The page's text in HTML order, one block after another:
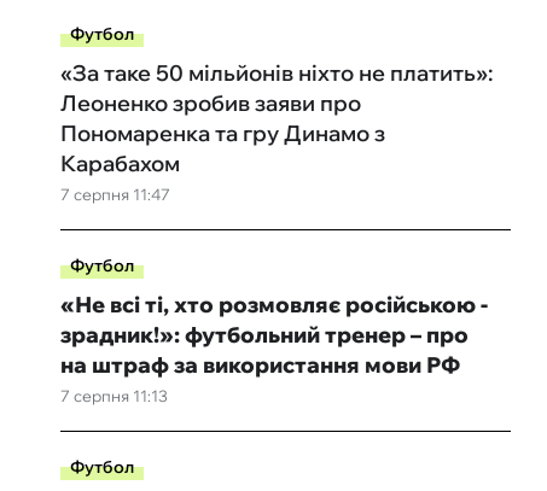
Футбол
7 серпня 11:47
«За таке 50 мільйонів ніхто не платить»:
Леоненко зробив заяви про
Пономаренка та гру Динамо з
Карабахом
Футбол
7 серпня 11:13
«Не всі ті, хто розмовляє російською -
зрадник!»: футбольний тренер – про
на штраф за використання мови РФ
Футбол